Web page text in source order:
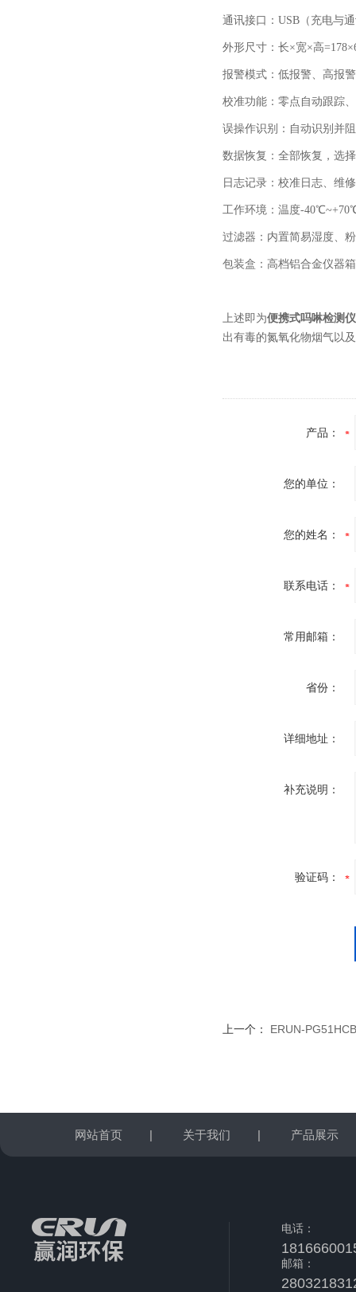
通讯接口： USB （充电与
外形尺寸：长×宽×高=178×
报警模式：低报警、高报
校准功能：零点自动跟踪
误操作识别：自动识别并
数据恢复：全部恢复，选
日志记录：校准日志、维
工作环境：温度-40℃~+70
过滤器：内置简易湿度、
包装盒：高档铝合金仪器箱
上述即为便携式吗啉检测仪
出有毒的氮氧化物烟气以
产品：
您的单位：
您的姓名：
联系电话：
常用邮箱：
省份：
详细地址：
补充说明：
验证码：
上一个： ERUN-
网站首页 | 关于我们 | 产品展示
电话：
邮箱：